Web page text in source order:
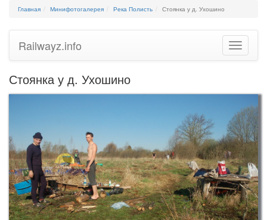
Главная Минифотогалерея Река Полисть Стоянка у д. Ухошино
Toggle
Railwayz.info
Стоянка у д. Ухошино